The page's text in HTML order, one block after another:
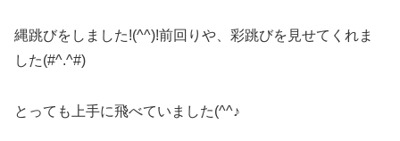
縄跳びをしました!(^^)!前回りや、彩跳びを見せてくれま
した(#^.^#)
とっても上手に飛べていました(^^♪